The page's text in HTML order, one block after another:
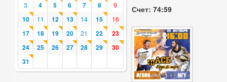
3
4 5 6 7 8 9
10 11 12 13 14 15 16
17 18 19 20 21 22
23
24
25 26 27 28 29
30
31
Счет: 74:59